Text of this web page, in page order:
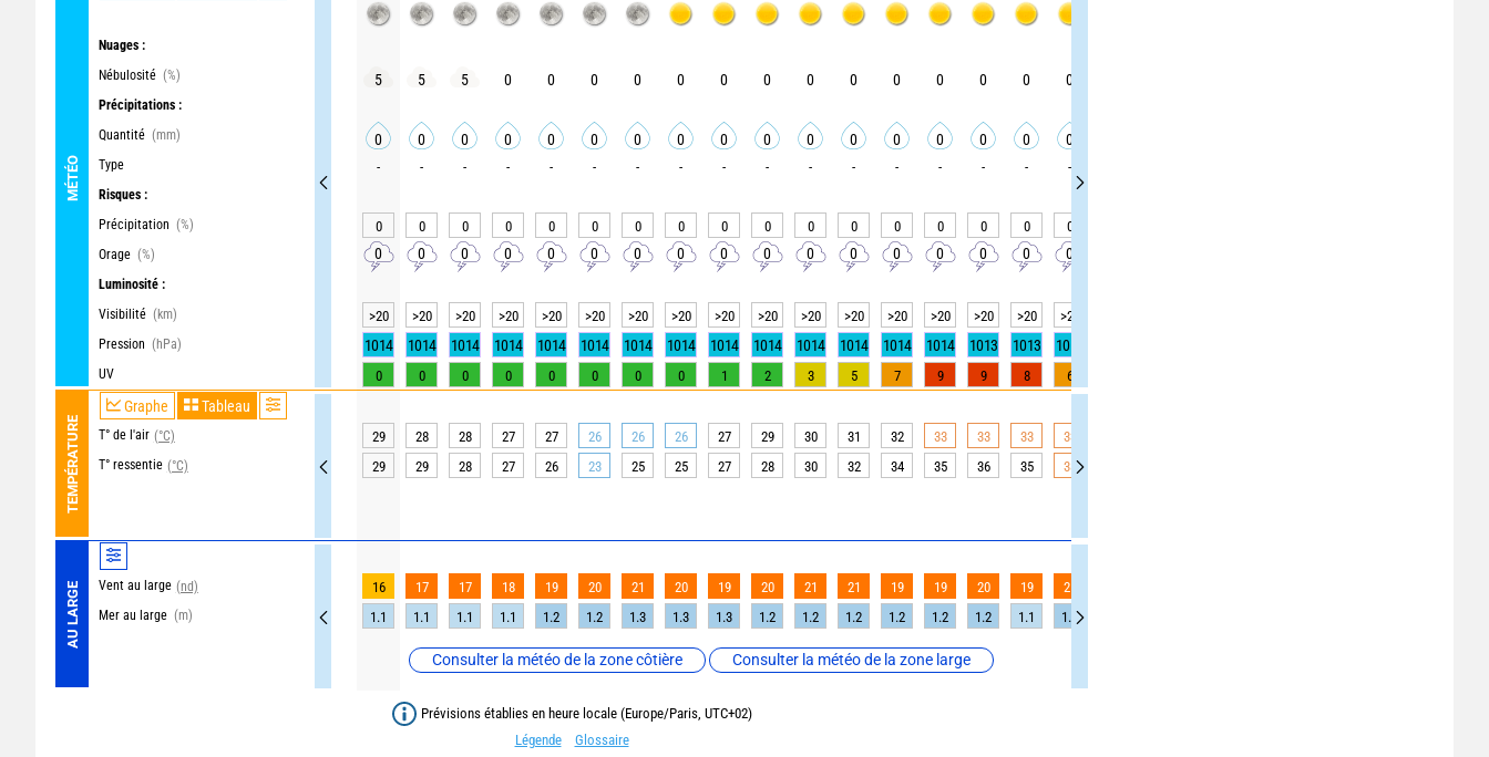
MÉTÉO
Nuages :
Nébulosité (%)
Précipitations :
Quantité (mm)
Type
Risques :
Précipitation (%)
Orage (%)
Luminosité :
Visibilité (km)
Pression (hPa)
UV
TEMPÉRATURE
Graphe Tableau
T° de l'air (°C)
T° ressentie (°C)
AU LARGE Vent au large (nd)
Mer au large (m)
Consulter la météo de la zone côtière Consulter la météo de la zone large
5 5 5 0 0 0 0 0 0 0 0 0 0 0 0 0 0
0 0 0 0 0 0 0 0 0 0 0 0 0 0 0 0 0
- - - - - - - - - - - - - - - - -
0 0 0 0 0 0 0 0 0 0 0 0 0 0 0 0 0
0 0 0 0 0 0 0 0 0 0 0 0 0 0 0 0 0
>20 >20 >20 >20 >20 >20 >20 >20 >20 >20 >20 >20 >20 >20 >20 >20 >20
1014 1014 1014 1014 1014 1014 1014 1014 1014 1014 1014 1014 1014 1014 1013 1013 1013
0 0 0 0 0 0 0 0 1 2 3 5 7 9 9 8 6
29 28 28 27 27 26 26 26 27 29 30 31 32 33 33 33 33
29
29 28 27 26 23 25 25 27 28 30 32 34 35 36 35 38
16 17 17 18 19 20 21 20 19 20 21 21 19 19 20 19 21
1.1
1.1 1.1 1.1 1.2 1.2 1.3 1.3 1.3 1.2 1.2 1.2 1.2 1.2 1.2 1.1 1.2
Prévisions établies en heure locale (Europe/Paris, UTC+02)
Légende
Glossaire